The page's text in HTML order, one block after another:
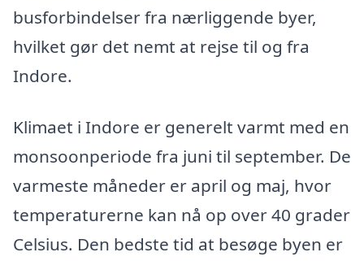
busforbindelser fra nærliggende byer,
hvilket gør det nemt at rejse til og fra
Indore.
Klimaet i Indore er generelt varmt med en
monsoonperiode fra juni til september. De
varmeste måneder er april og maj, hvor
temperaturerne kan nå op over 40 grader
Celsius. Den bedste tid at besøge byen er